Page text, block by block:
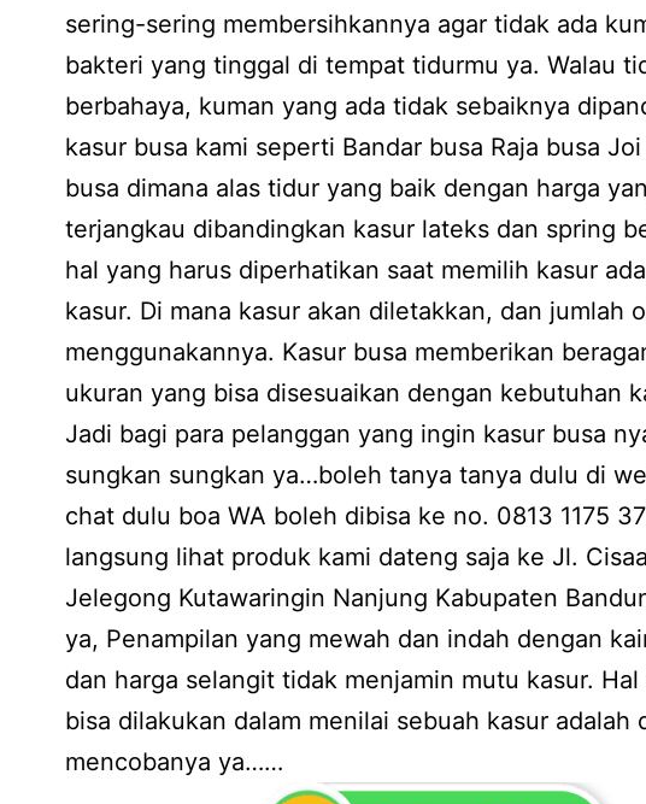
sering-sering membersihkannya agar tidak ada
bakteri yang tinggal di tempat tidurmu ya. Walau
berbahaya, kuman yang ada tidak sebaiknya
kasur busa kami seperti Bandar busa Raja busa
busa dimana alas tidur yang baik dengan harga
terjangkau dibandingkan kasur lateks dan spring
hal yang harus diperhatikan saat memilih kasur
kasur. Di mana kasur akan diletakkan, dan jumlah
menggunakannya. Kasur busa memberikan
ukuran yang bisa disesuaikan dengan kebutuhan
Jadi bagi para pelanggan yang ingin kasur busa
sungkan sungkan ya…boleh tanya tanya dulu di
chat dulu boa WA boleh dibisa ke no. 0813 1175
langsung lihat produk kami dateng saja ke Jl.
Jelegong Kutawaringin Nanjung Kabupaten
ya, Penampilan yang mewah dan indah dengan
dan harga selangit tidak menjamin mutu kasur.
bisa dilakukan dalam menilai sebuah kasur adalah
mencobanya ya……